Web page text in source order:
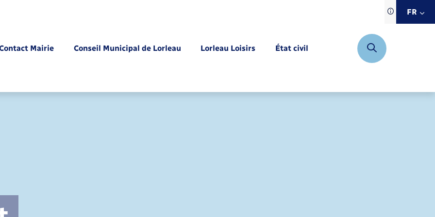
Traduction
siteFR
Mairie Conseil Municipal de Lorleau Lorleau Loisirs État civil